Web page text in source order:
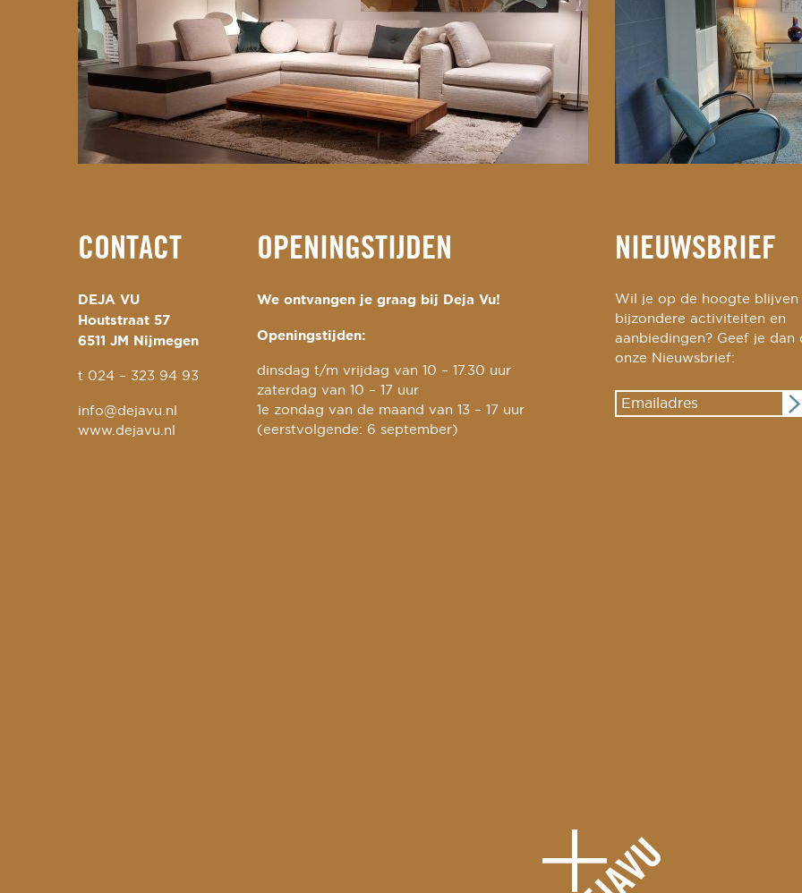
CONTACT
DEJA VU
Houtstraat 57
6511 JM Nijmegen
t 024 – 323 94 93
info@dejavu.nl
www.dejavu.nl
OPENINGSTIJDEN
We ontvangen je graag bij Deja Vu!
Openingstijden:
dinsdag t/m vrijdag van 10 – 17.30 uur
zaterdag van 10 – 17 uur
1e zondag van de maand van 13 – 17 uur
(eerstvolgende: 6 september)
NIEUWSBRIEF
Wil je op de hoogte blijven
bijzondere activiteiten en
aanbiedingen? Geef je dan
onze Nieuwsbrief: